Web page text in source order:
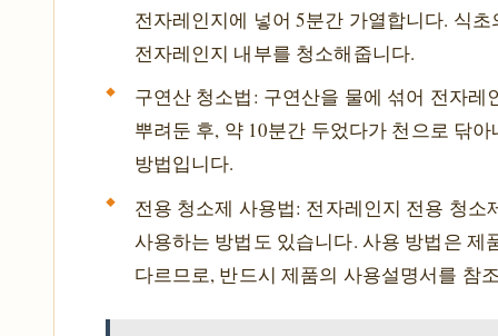
전자레인지에 넣어 5분간 가열합니다. 식초
전자레인지 내부를 청소해줍니다.
구연산 청소법: 구연산을 물에 섞어 전자레
뿌려둔 후, 약 10분간 두었다가 천으로 닦아
방법입니다.
전용 청소제 사용법: 전자레인지 전용 청소
사용하는 방법도 있습니다. 사용 방법은 제
다르므로, 반드시 제품의 사용설명서를 참